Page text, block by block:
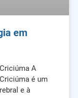
em
A
é um
e à